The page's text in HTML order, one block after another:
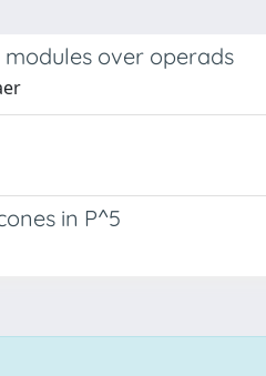
over operads
in P^5